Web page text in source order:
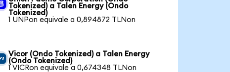
Tokenized) a Talen Energy (Ondo
Tokenized)
1 UNPon equivale a 0,894872 TLNon
Vicor (Ondo Tokenized) a Talen Energy
(Ondo Tokenized)
1 VICRon equivale a 0,674348 TLNon